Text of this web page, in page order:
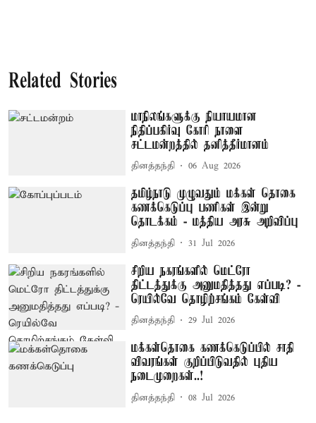
Related Stories
மாநிலங்களுக்கு நியாயமான
நிதிப்பகிர்வு கோரி நாளை
சட்டமன்றத்தில் தனித்தீர்மானம்
தினத்தந்தி 06 Aug 2026
தமிழ்நாடு முழுவதும் மக்கள் தொகை
கணக்கெடுப்பு பணிகள் இன்று
தொடக்கம் - மத்திய அரசு அறிவிப்பு
தினத்தந்தி 31 Jul 2026
சிறிய நகரங்களில் மெட்ரோ
திட்டத்துக்கு அனுமதித்தது எப்படி? -
ரெயில்வே தொழிற்சங்கம் கேள்வி
தினத்தந்தி 29 Jul 2026
மக்கள்தொகை கணக்கெடுப்பில் சாதி
விவரங்கள் குறிப்பிடுவதில் புதிய
நடைமுறைகள்..!
தினத்தந்தி 08 Jul 2026